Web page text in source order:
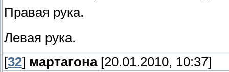
Правая рука.
Левая рука.
[32] мартагона[20.01.2010, 10:37]